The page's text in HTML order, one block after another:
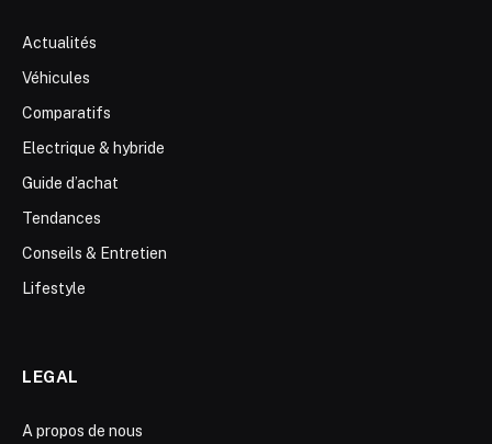
Actualités
Véhicules
Comparatifs
Electrique & hybride
Guide d’achat
Tendances
Conseils & Entretien
Lifestyle
LEGAL
A propos de nous